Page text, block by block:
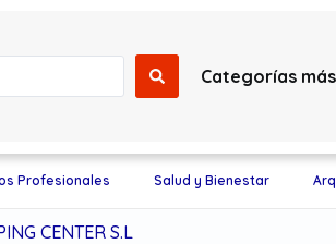
Categorías
Profesionales Salud y Bienestar
CENTER S.L